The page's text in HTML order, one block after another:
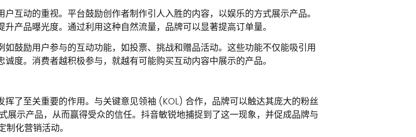
互动的重视。平台鼓励创作者制作引人入胜的内容，以娱乐的方式展示产品。
产品曝光度。通过利用这种自然流量，品牌可以显著提高订单量。
鼓励用户参与的互动功能，如投票、挑战和赠品活动。这些功能不仅能吸引用
度。消费者越积极参与，就越有可能购买互动内容中展示的产品。
了至关重要的作用。与关键意见领袖 (KOL) 合作，品牌可以触达其庞大的粉丝
展示产品，从而赢得受众的信任。抖音敏锐地捕捉到了这一现象，并促成品牌与
化营销活动。